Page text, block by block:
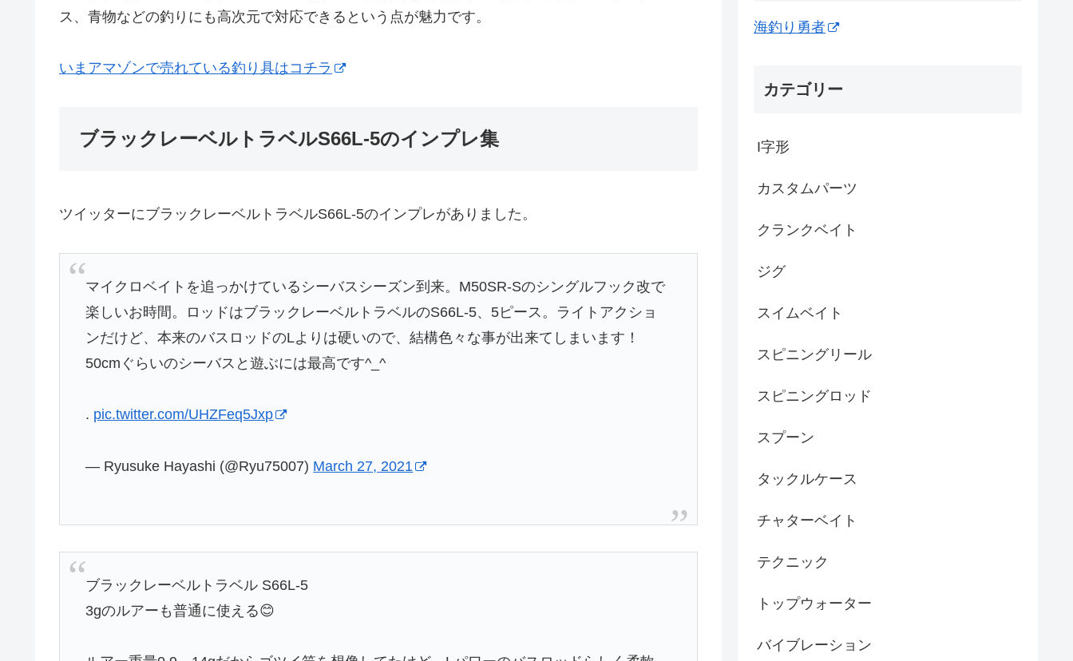
ス、青物などの釣りにも高次元で対応できるという点が魅力です。
いまアマゾンで売れている釣り具はコチラ
ブラックレーベルトラベルS66L-5のインプレ集
ツイッターにブラックレーベルトラベルS66L-5のインプレがありました。
マイクロベイトを追っかけているシーバスシーズン到来。M50SR-Sのシングルフック改で
楽しいお時間。ロッドはブラックレーベルトラベルのS66L-5、5ピース。ライトアクショ
ンだけど、本来のバスロッドのLよりは硬いので、結構色々な事が出来てしまいます！
50cmぐらいのシーバスと遊ぶには最高です^_^
. pic.twitter.com/UHZFeq5Jxp
— Ryusuke Hayashi (@Ryu75007) March 27, 2021
ブラックレーベルトラベル S66L-5
3gのルアーも普通に使える😊
海釣り勇者
カテゴリー
I字形
カスタムパーツ
クランクベイト
ジグ
スイムベイト
スピニングリール
スピニングロッド
スプーン
タックルケース
チャターベイト
テクニック
トップウォーター
バイブレーション